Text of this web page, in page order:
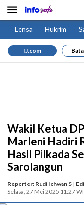

Lensa Hukrim
IJ.com
Wakil Ketua
Marleni Hadiri
Hasil Pilkada
Sarolangun
Reporter: Rudi Ichwan S |
Selasa, 27 Mei 2025 11:27